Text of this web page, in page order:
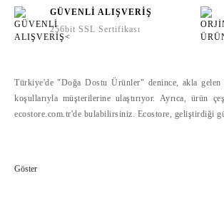
GÜVENLİ ALIŞVERİŞ
256bit SSL Sertifikası
Türkiye'de "Doğa Dostu Ürünler" denince, akla
koşullarıyla müşterilerine ulaştırıyor. Ayrıca, ürün
ecostore.com.tr'de bulabilirsiniz. Ecostore, geliştirdiği